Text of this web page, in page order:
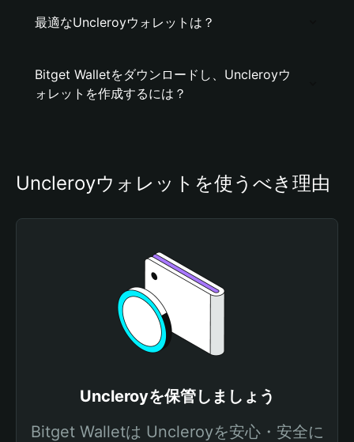
最適なUncleroyウォレットは？
Bitget Walletをダウンロードし、Uncleroyウ
ォレットを作成するには？
Uncleroyウォレットを使うべき理由
Uncleroyを保管しましょう
Bitget Walletは Uncleroyを安心・安全に